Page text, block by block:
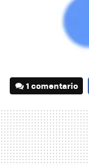
1 comentario